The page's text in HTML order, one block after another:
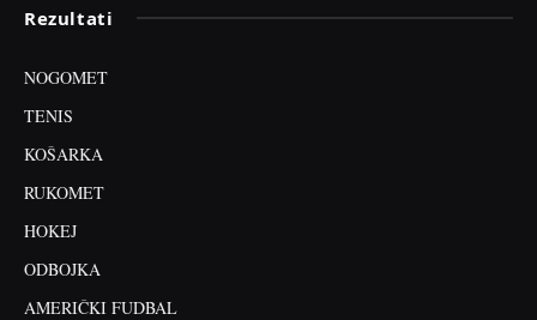
Rezultati
NOGOMET
TENIS
KOŠARKA
RUKOMET
HOKEJ
ODBOJKA
AMERIČKI FUDBAL